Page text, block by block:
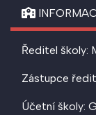
Ředitel školy:
Zástupce
Účetní školy: